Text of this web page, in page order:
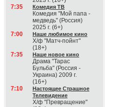
7:35
Комедия ТВ
Комедия "Мой папа -
медведь" (Россия)
2025 г. (6+)
7:00
Наше любимое кино
Х/ф "Матч-пойнт"
(18+)
7:35
Наше новое кино
Драма "Тарас
Бульба" (Россия -
Украина) 2009 г.
(16+)
7:10
Настоящее Страшное
Телевидение
Х/ф "Превращение"